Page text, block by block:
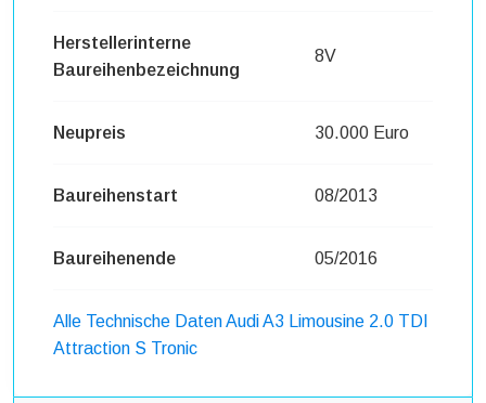
Herstellerinterne
Baureihenbezeichnung
8V
Neupreis 30.000 Euro
Baureihenstart 08/2013
Baureihenende 05/2016
Alle Technische Daten Audi A3 Limousine 2.0 TDI
Attraction S Tronic